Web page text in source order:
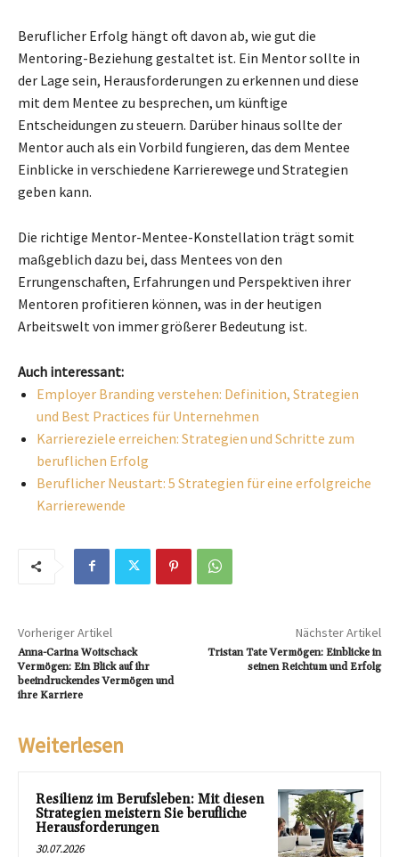
Beruflicher Erfolg hängt oft davon ab, wie gut die
Mentoring-Beziehung gestaltet ist. Ein Mentor sollte in
der Lage sein, Herausforderungen zu erkennen und diese
mit dem Mentee zu besprechen, um künftige
Entscheidungen zu steuern. Darüber hinaus sollte der
Mentor auch als ein Vorbild fungieren, das dem Mentee
Einblicke in verschiedene Karrierewege und Strategien
geben kann.
Die richtige Mentor-Mentee-Konstellation trägt somit
maßgeblich dazu bei, dass Mentees von den
Errungenschaften, Erfahrungen und Perspektiven ihrer
Mentoren profitieren können, was in der heutigen
Arbeitswelt von immer größerer Bedeutung ist.
Auch interessant:
Employer Branding verstehen: Definition, Strategien
und Best Practices für Unternehmen
Karriereziele erreichen: Strategien und Schritte zum
beruflichen Erfolg
Beruflicher Neustart: 5 Strategien für eine erfolgreiche
Karrierewende
Vorheriger Artikel
Anna-Carina Woitschack
Vermögen: Ein Blick auf ihr
beeindruckendes Vermögen und
ihre Karriere
Nächster Artikel
Tristan Tate Vermögen: Einblicke in
seinen Reichtum und Erfolg
Weiterlesen
Resilienz im Berufsleben: Mit diesen
Strategien meistern Sie berufliche
Herausforderungen
30.07.2026